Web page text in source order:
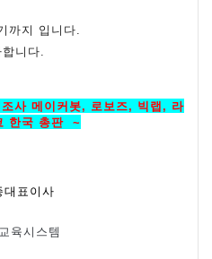
까지 입니다.
합니다.
사 메이커봇, 로보즈, 빅랩 , 라
한국 총판 ~
대표이사
육시스템